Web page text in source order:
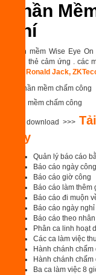
Phần
Phí
Phần mềm Wise Eye
bằng thẻ cảm ứng . các
Eye, Ronald Jack,
phần mềm chấm công
Link download >>>
Đây
Quản lý báo cáo
Báo cáo ngày công
Báo cáo giờ công
Báo cáo làm thêm
Báo cáo đi muộn
Báo cáo ngày
Báo cáo theo
Phân ca linh hoạt
Các ca làm việc
Hành chánh
Hành chánh
Ba ca làm việc 8